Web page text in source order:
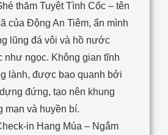
thăm Tuyệt Tình Cốc – tên
của Động An Tiêm, ẩn mình
lũng đá vôi và hồ nước
như ngọc. Không gian tĩnh
lành, được bao quanh bởi
đứng, tạo nên khung
mạn và huyền bí.
in Hang Múa – Ngắm